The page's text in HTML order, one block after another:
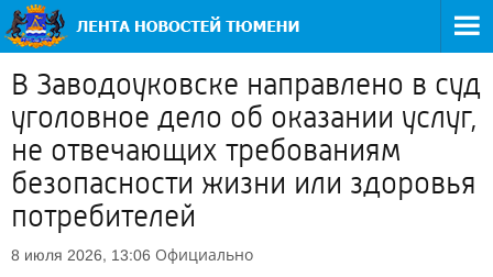
В Заводоуковске направлено в суд
уголовное дело об оказании услуг,
не отвечающих требованиям
безопасности жизни или здоровья
потребителей
8 июля 2026, 13:06 Официально